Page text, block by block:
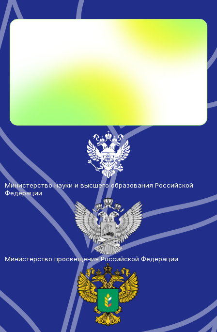
Министерство науки и высшего образования Российской
Федерации
Министерство просвещения Российской Федерации